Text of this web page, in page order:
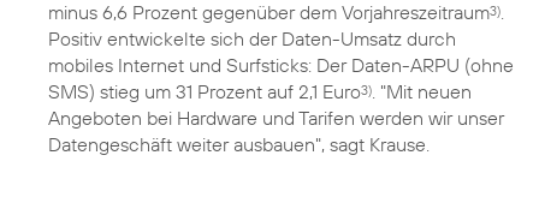
minus 6,6 Prozent gegenüber dem Vorjahreszeitraum3)
Positiv entwickelte sich der Daten-Umsatz durch
mobiles Internet und Surfsticks: Der Daten-ARPU (ohne
SMS) stieg um 31 Prozent auf 2,1 Euro3) . "Mit neuen
Angeboten bei Hardware und Tarifen werden wir unser
Datengeschäft weiter ausbauen", sagt Krause.